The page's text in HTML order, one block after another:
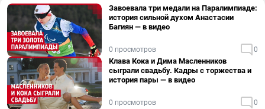
Завоевала три медали на Паралимпиаде:
история сильной духом Анастасии
Багиян — в видео
0 просмотров 0
Клава Кока и Дима Масленников
сыграли свадьбу. Кадры с торжества и
история пары — в видео
0 просмотров 0